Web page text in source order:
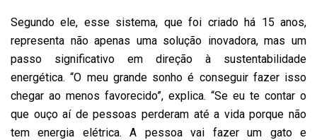
Segundo ele, esse sistema, que foi criado há 15 anos,
representa não apenas uma solução inovadora, mas um
passo significativo em direção à sustentabilidade
energética. “O meu grande sonho é conseguir fazer isso
chegar ao menos favorecido”, explica. “Se eu te contar o
que ouço aí de pessoas perderam até a vida porque não
tem energia elétrica. A pessoa vai fazer um gato e